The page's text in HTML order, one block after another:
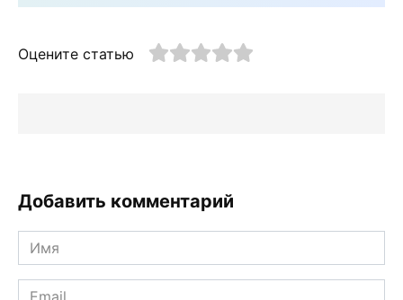
Оцените статью
Добавить комментарий
Имя
*
Email